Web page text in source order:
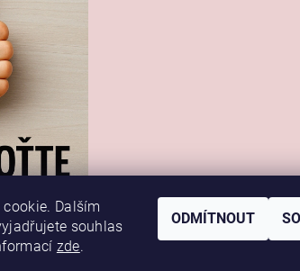
Dalším
souhlas
zde.
ODMÍTNOUT